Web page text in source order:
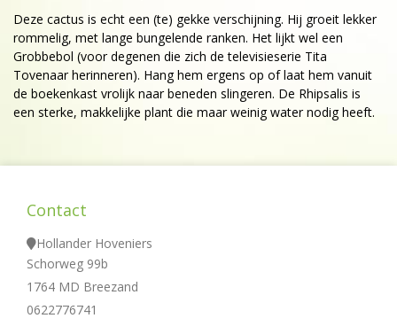
Deze cactus is echt een (te) gekke verschijning. Hij groeit lekker
rommelig, met lange bungelende ranken. Het lijkt wel een
Grobbebol (voor degenen die zich de televisieserie Tita
Tovenaar herinneren). Hang hem ergens op of laat hem vanuit
de boekenkast vrolijk naar beneden slingeren. De Rhipsalis is
een sterke, makkelijke plant die maar weinig water nodig heeft.
Contact
Hollander Hoveniers
Schorweg 99b
1764 MD Breezand
0622776741